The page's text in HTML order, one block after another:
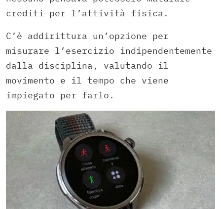
crediti per l’attività fisica.
C’è addirittura un’opzione per
misurare l’esercizio indipendentemente
dalla disciplina, valutando il
movimento e il tempo che viene
impiegato per farlo.